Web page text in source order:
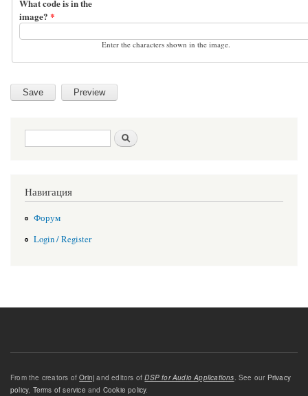
What code is in the
image? *
Enter the characters shown in the image.
Search form
Навигация
Форум
Login / Register
From the creators ofOrinj and editors ofDSP for Audio Applications. See our Privacy
policy, Terms of service and Cookie policy.